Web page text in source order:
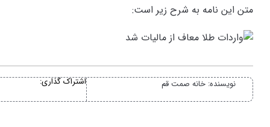
متن اين نامه به شرح زير است:
نویسنده: خانه صمت قم اشتراک گذاری: